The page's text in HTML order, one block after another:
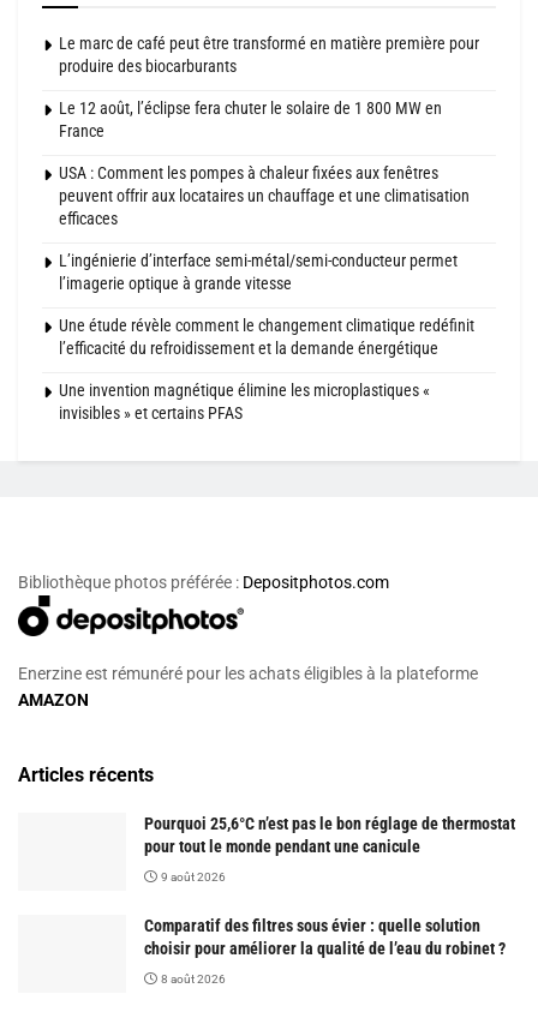
Le marc de café peut être transformé en matière première pour
produire des biocarburants
Le 12 août, l’éclipse fera chuter le solaire de 1 800 MW en
France
USA : Comment les pompes à chaleur fixées aux fenêtres
peuvent offrir aux locataires un chauffage et une climatisation
efficaces
L’ingénierie d’interface semi-métal/semi-conducteur permet
l’imagerie optique à grande vitesse
Une étude révèle comment le changement climatique redéfinit
l’efficacité du refroidissement et la demande énergétique
Une invention magnétique élimine les microplastiques «
invisibles » et certains PFAS
Bibliothèque photos préférée : Depositphotos.com
Enerzine est rémunéré pour les achats éligibles à la plateforme
AMAZON
Articles récents
Pourquoi 25,6°C n’est pas le bon réglage de thermostat
pour tout le monde pendant une canicule
9 août 2026
Comparatif des filtres sous évier : quelle solution
choisir pour améliorer la qualité de l’eau du robinet ?
8 août 2026